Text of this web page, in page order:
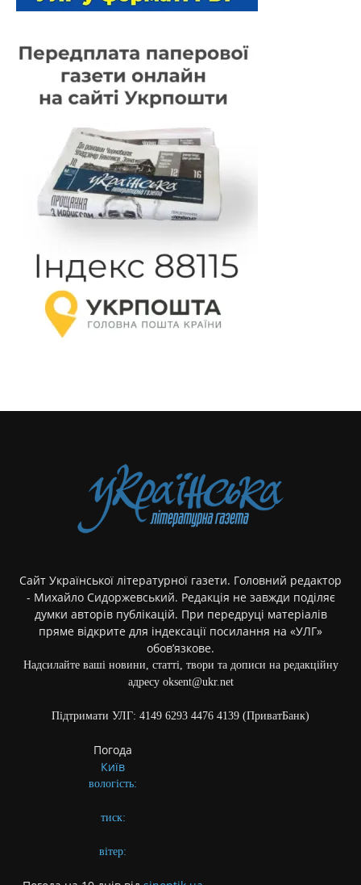
Сайт Української літературної газети. Головний редактор
- Михайло Сидоржевський. Редакція не завжди поділяє
думки авторів публікацій. При передруці матеріалів
пряме відкрите для індексації посилання на «УЛГ»
обов’язкове.
Надсилайте ваші новини, статті, твори та дописи на редакційну
адресу oksent@ukr.net
Підтримати УЛГ: 4149 6293 4476 4139 (ПриватБанк)
Погода
Київ
вологість:
тиск:
вітер: